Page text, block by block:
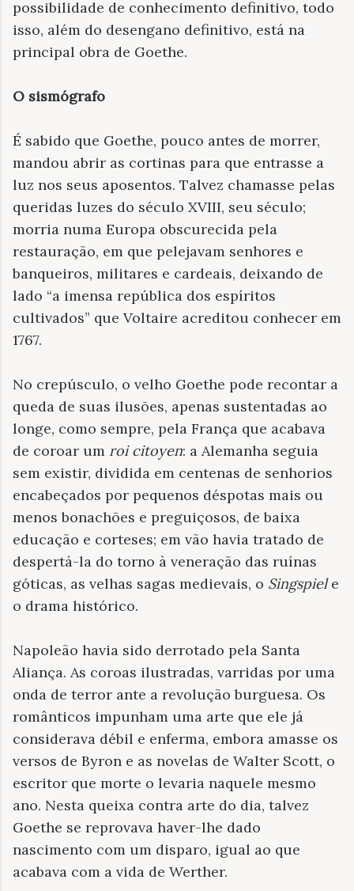
possibilidade de conhecimento definitivo, todo
isso, além do desengano definitivo, está na
principal obra de Goethe.
O sismógrafo
É sabido que Goethe, pouco antes de morrer,
mandou abrir as cortinas para que entrasse a
luz nos seus aposentos. Talvez chamasse pelas
queridas luzes do século XVIII, seu século;
morria numa Europa obscurecida pela
restauração, em que pelejavam senhores e
banqueiros, militares e cardeais, deixando de
lado “a imensa república dos espíritos
cultivados” que Voltaire acreditou conhecer em
1767.
No crepúsculo, o velho Goethe pode recontar a
queda de suas ilusões, apenas sustentadas ao
longe, como sempre, pela França que acabava
de coroar um roi citoyen: a Alemanha seguia
sem existir, dividida em centenas de senhorios
encabeçados por pequenos déspotas mais ou
menos bonachões e preguiçosos, de baixa
educação e corteses; em vão havia tratado de
despertá-la do torno à veneração das ruínas
góticas, as velhas sagas medievais, o Singspiele
o drama histórico.
Napoleão havia sido derrotado pela Santa
Aliança. As coroas ilustradas, varridas por uma
onda de terror ante a revolução burguesa. Os
românticos impunham uma arte que ele já
considerava débil e enferma, embora amasse os
versos de Byron e as novelas de Walter Scott, o
escritor que morte o levaria naquele mesmo
ano. Nesta queixa contra arte do dia, talvez
Goethe se reprovava haver-lhe dado
nascimento com um disparo, igual ao que
acabava com a vida de Werther.